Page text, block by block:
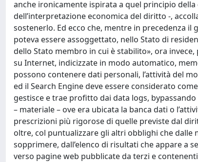
anche ironicamente ispirata a quel principio
dell’interpretazione economica del diritto -,
sostenerlo. Ed ecco che, mentre in precedenza
poteva essere assoggettato, nello Stato di
dello Stato membro in cui è stabilito», ora
su Internet, indicizzate in modo automatico,
possono contenere dati personali, l’attività del
ed il Search Engine deve essere considerato
gestisce e trae profitto dai data logs,
– materiale – ove era ubicata la banca dati o
prescrizioni più rigorose di quelle previste dal
oltre, col puntualizzare gli altri obblighi che
sopprimere, dall’elenco di risultati che appare a
verso pagine web pubblicate da terzi e